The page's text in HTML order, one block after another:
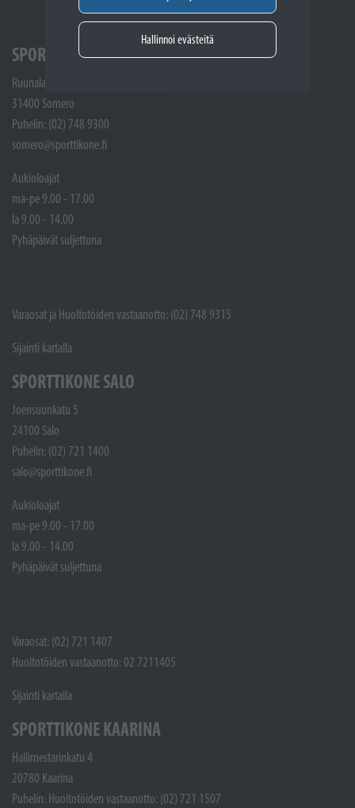
Hallinnoi evästeitä
SPORTTIKONE SOMERO
Ruunalantie 5
31400 Somero
Puhelin: (02) 748 9300
somero@sporttikone.fi
Aukioloajat
ma-pe 9.00 - 17.00
la 9.00 - 14.00
Pyhäpäivät suljettuna
Varaosat ja Huoltotöiden vastaanotto: (02) 748 9315
Sijainti kartalla
SPORTTIKONE SALO
Joensuunkatu 5
24100 Salo
Puhelin: (02) 721 1400
salo@sporttikone.fi
Aukioloajat
ma-pe 9.00 - 17.00
la 9.00 - 14.00
Pyhäpäivät suljettuna
Varaosat: (02) 721 1407
Huoltotöiden vastaanotto: 02 7211405
Sijainti kartalla
SPORTTIKONE KAARINA
Hallimestarinkatu 4
20780 Kaarina
Puhelin: Huoltotöiden vastaanotto: (02) 721 1507